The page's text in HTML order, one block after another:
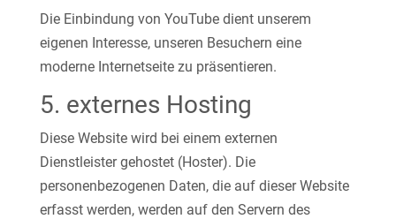
Die Einbindung von YouTube dient unserem
eigenen Interesse, unseren Besuchern eine
moderne Internetseite zu präsentieren.
5. externes Hosting
Diese Website wird bei einem externen
Dienstleister gehostet (Hoster). Die
personenbezogenen Daten, die auf dieser Website
erfasst werden, werden auf den Servern des